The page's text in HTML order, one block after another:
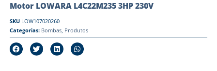
Motor LOWARA L4C22M235 3HP 230V
SKU LOW107020260
Categorias: Bombas, Produtos